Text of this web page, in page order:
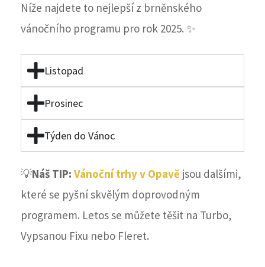
Níže najdete to nejlepší z brněnského
vánočního programu pro rok 2025. ✨
Listopad
Prosinec
Týden do Vánoc
💡Náš TIP: Vánoční trhy v Opavě jsou dalšími,
které se pyšní skvělým doprovodným
programem. Letos se můžete těšit na Turbo,
Vypsanou Fixu nebo Fleret.